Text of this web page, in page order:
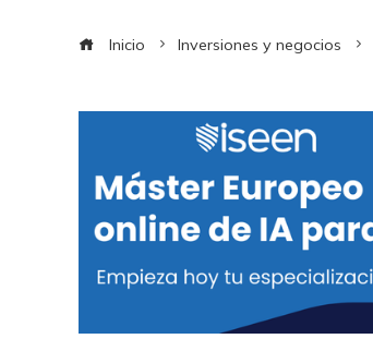
Inicio Inversiones y negocios